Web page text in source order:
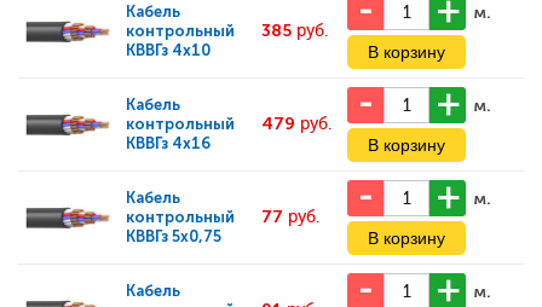
Кабель
контрольный
КВВГз 4х10
385 руб.
м.
Кабель
контрольный
КВВГз 4х16
479 руб.
м.
Кабель
контрольный
КВВГз 5х0,75
77 руб.
м.
Кабель
м.